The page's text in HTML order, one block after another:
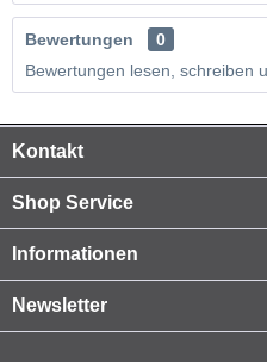
Bewertungen
0
Bewertungen lesen, schreiben
Kontakt
Shop Service
Informationen
Newsletter